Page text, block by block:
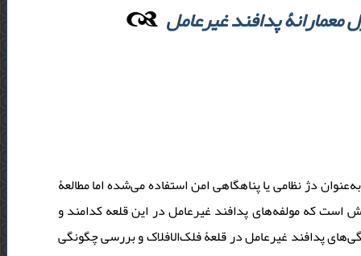
پدافند غیرعامل
دژ نظامی یا پناهگاهی امن استفاده می‌شده اما مطالعۀ
است که مولفه‌های پدافند غیرعامل در این قلعه کدامند و
پدافند غیرعامل در قلعۀ فلک‌الافلاک و بررسی چگونگی